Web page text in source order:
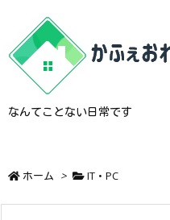
なんてことない日常です
ホーム > IT・PC